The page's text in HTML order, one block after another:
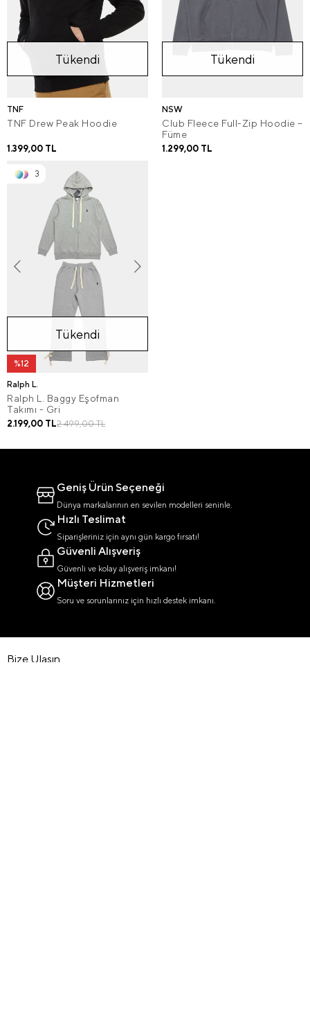
Tükendi
TNF
TNF Drew Peak Hoodie
1.399,00 TL
Tükendi
NSW
Club Fleece Full-Zip Hoodie –
Füme
1.299,00 TL
3
%12
Tükendi
Ralph L.
Ralph L. Baggy Eşofman
Takımı - Gri
2.499,00 TL
2.199,00 TL
Geniş Ürün Seçeneği
Dünya markalarının en sevilen modelleri seninle.
Hızlı Teslimat
Siparişleriniz için aynı gün kargo fırsatı!
Güvenli Alışveriş
Güvenli ve kolay alışveriş imkanı!
Müşteri Hizmetleri
Soru ve sorunlarınız için hızlı destek imkanı.
Bize Ulaşın